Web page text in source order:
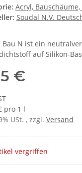
Acryl,
Soudal N.V.
N ist ein
auf Silikon-
€
pro 1 l
USt. , zzgl. Versand
vergriffen